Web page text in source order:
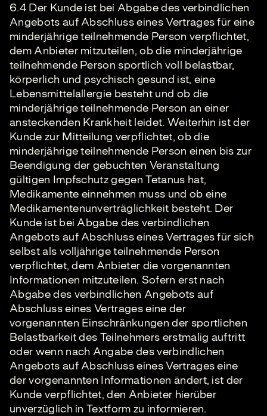
6.4 Der Kunde ist bei Abgabe des verbindlichen
Angebots auf Abschluss eines Vertrages für eine
minderjährige teilnehmende Person verpflichtet,
dem Anbieter mitzuteilen, ob die minderjährige
teilnehmende Person sportlich voll belastbar,
körperlich und psychisch gesund ist, eine
Lebensmittelallergie besteht und ob die
minderjährige teilnehmende Person an einer
ansteckenden Krankheit leidet. Weiterhin ist der
Kunde zur Mitteilung verpflichtet, ob die
minderjährige teilnehmende Person einen bis zur
Beendigung der gebuchten Veranstaltung
gültigen Impfschutz gegen Tetanus hat,
Medikamente einnehmen muss und ob eine
Medikamentenunverträglichkeit besteht. Der
Kunde ist bei Abgabe des verbindlichen
Angebots auf Abschluss eines Vertrages für sich
selbst als volljährige teilnehmende Person
verpflichtet, dem Anbieter die vorgenannten
Informationen mitzuteilen. Sofern erst nach
Abgabe des verbindlichen Angebots auf
Abschluss eines Vertrages eine der
vorgenannten Einschränkungen der sportlichen
Belastbarkeit des Teilnehmers erstmalig auftritt
oder wenn nach Angabe des verbindlichen
Angebots auf Abschluss eines Vertrages eine
der vorgenannten Informationen ändert, ist der
Kunde verpflichtet, den Anbieter hierüber
unverzüglich in Textform zu informieren.